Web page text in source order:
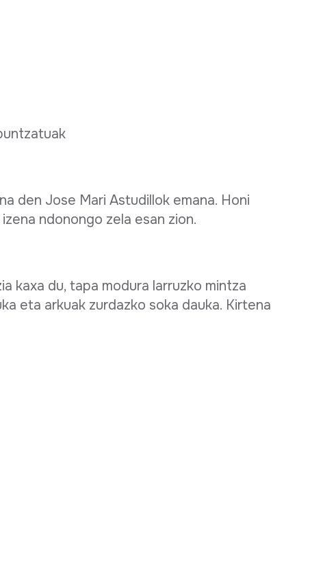
den Jose Mari Astudillok emana. Honi
ndonongo zela esan zion.
kaxa du, tapa modura larruzko mintza
eta arkuak zurdazko soka dauka. Kirtena